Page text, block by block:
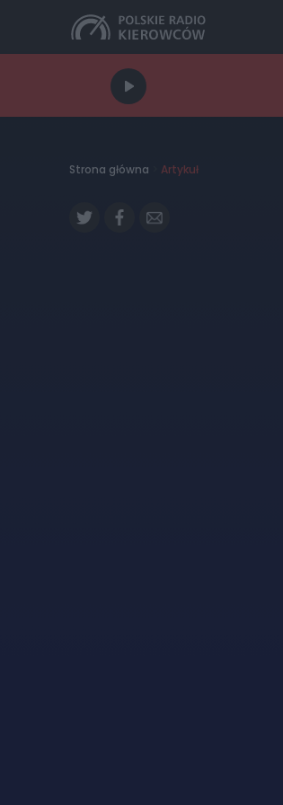
Strona główna Artykuł